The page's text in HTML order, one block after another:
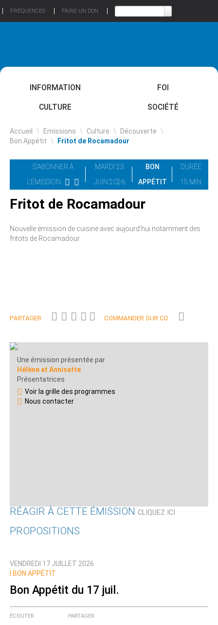
FRÉQUENCES FAIRE UN DON
INFORMATION FOI
CULTURE SOCIÉTÉ
Accueil \ Emissions \ Culture \ Découverte \
Bon Appétit \ Fritot de Rocamadour
S'ABONNER À
L'ÉMISSION
MARDI 23
JUIN 2026
BON
APPÉTIT
DURÉE
15 MIN
Fritot de Rocamadour
Nouvelle émission de cuisine avec aujourd'hui notamment des
fritots de Rocamadour
PARTAGER COMMANDER SUR CD
Une émission présentée par
Hélène et Annisette
Présentatrices
Voir la grille des programmes
Nous contacter
RÉAGIR À CETTE ÉMISSION CLIQUEZ ICI
Nom
Courriel (non publié)
PROPOSITIONS
VENDREDI 17 JUILLET 2026
BON APPÉTIT
Bon Appétit du 17 juil.
ÉCOUTER PARTAGER